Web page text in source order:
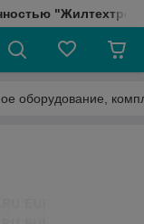
оборудование,